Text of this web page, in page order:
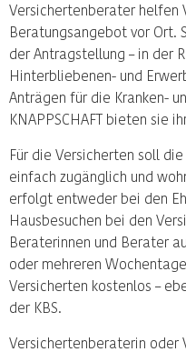
Versichertenberater helfen
Beratungsangebot vor Ort.
der Antragstellung – in der
Hinterbliebenen- und
Anträgen für die Kranken-
KNAPPSCHAFT bieten sie
Für die Versicherten soll
einfach zugänglich und
erfolgt entweder bei den
Hausbesuchen bei den
Beraterinnen und Berater
oder mehreren
Versicherten kostenlos –
der KBS.
Versichertenberaterin oder